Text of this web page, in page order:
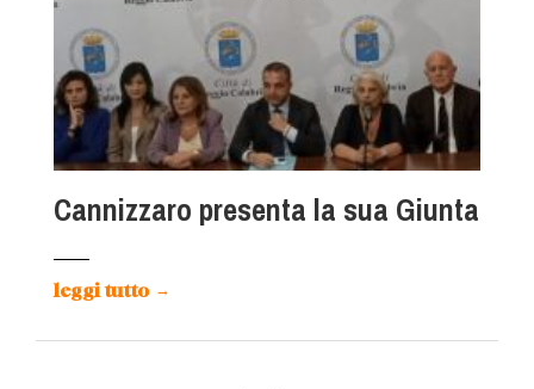
Cannizzaro presenta la sua Giunta
leggi tutto →